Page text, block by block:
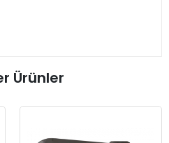
Ürünler